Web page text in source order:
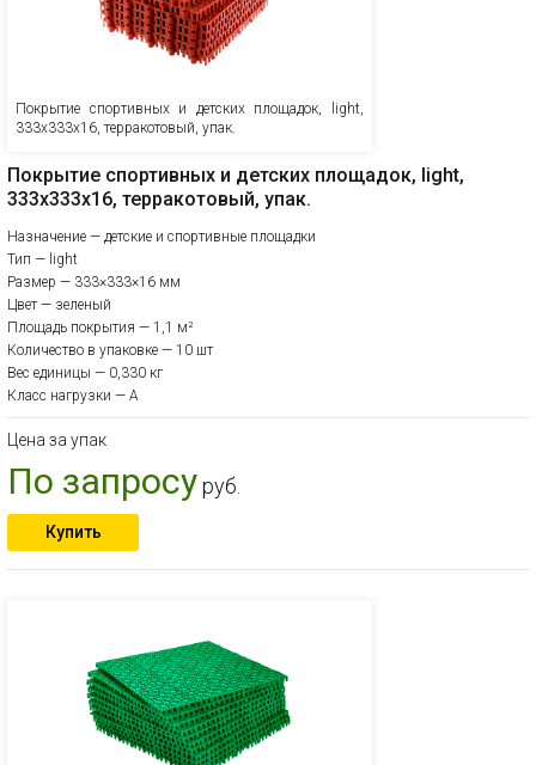
Покрытие спортивных и детских площадок, light,
333х333х16, терракотовый, упак.
Покрытие спортивных и детских площадок, light,
333х333х16, терракотовый, упак.
Назначение — детские и спортивные площадки
Тип — light
Размер — 333×333×16 мм
Цвет — зеленый
Площадь покрытия — 1,1 м²
Количество в упаковке — 10 шт
Вес единицы — 0,330 кг
Класс нагрузки — A
Цена за упак
По запросуруб.
Купить